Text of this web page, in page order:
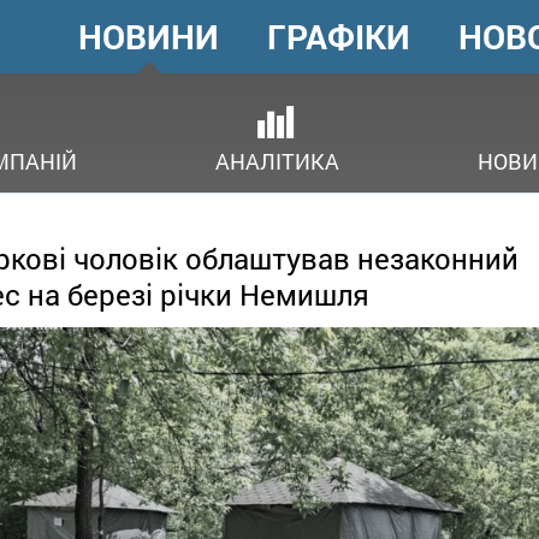
ГОЛОВНЕ
МЕНЮ
НОВИНИ
АНАЛІТИКА
ГРАФІКИ
чоловік облаштував незаконний
на березі річки Немишля